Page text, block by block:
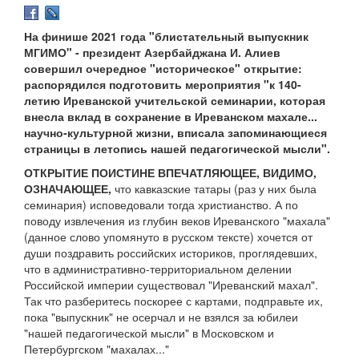
На финише 2021 года "блистательный выпускник
МГИМО" - президент Азербайджана И. Алиев
совершил очередное "историческое" открытие:
распорядился подготовить мероприятия "к 140-
летию Иреванской учительской семинарии, которая
внесла вклад в сохранение в Иреванском махале...
научно-культурной жизни, вписала запоминающиеся
страницы в летопись нашей педагогической мысли".
ОТКРЫТИЕ ПОИСТИНЕ ВПЕЧАТЛЯЮЩЕЕ, ВИДИМО,
ОЗНАЧАЮЩЕЕ, что кавказские татары (раз у них была
семинария) исповедовали тогда христианство. А по
поводу извлечения из глубин веков Иреванского "махала"
(данное слово упомянуто в русском тексте) хочется от
души поздравить российских историков, проглядевших,
что в административно-территориальном делении
Российской империи существовал "Иреванский махал".
Так что разберитесь поскорее с картами, подправьте их,
пока "выпускник" не осерчал и не взялся за юбилеи
"нашей педагогической мысли" в Московском и
Петербургском "махалах..."